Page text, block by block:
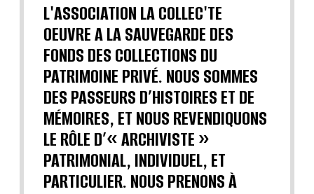
L'ASSOCIATION LA COLLEC'TE
OEUVRE A LA SAUVEGARDE DES
FONDS DES COLLECTIONS DU
PATRIMOINE PRIVÉ. NOUS SOMMES
DES PASSEURS D’HISTOIRES ET DE
MÉMOIRES, ET NOUS REVENDIQUONS
LE RÔLE D’« ARCHIVISTE »
PATRIMONIAL, INDIVIDUEL, ET
PARTICULIER. NOUS PRENONS À